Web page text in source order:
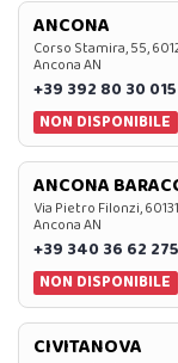
ANCONA
Corso Stamira, 55,
Ancona AN
+39 392 80 30 015
NON DISPONIBILE
ANCONA
Via Pietro Filonzi, 60131
Ancona AN
+39 340 36 62 275
NON DISPONIBILE
CIVITANOVA